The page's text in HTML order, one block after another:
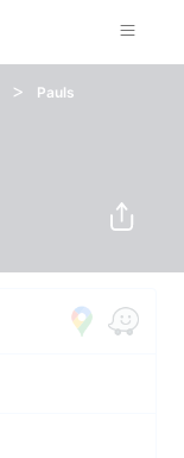
>
Pauls